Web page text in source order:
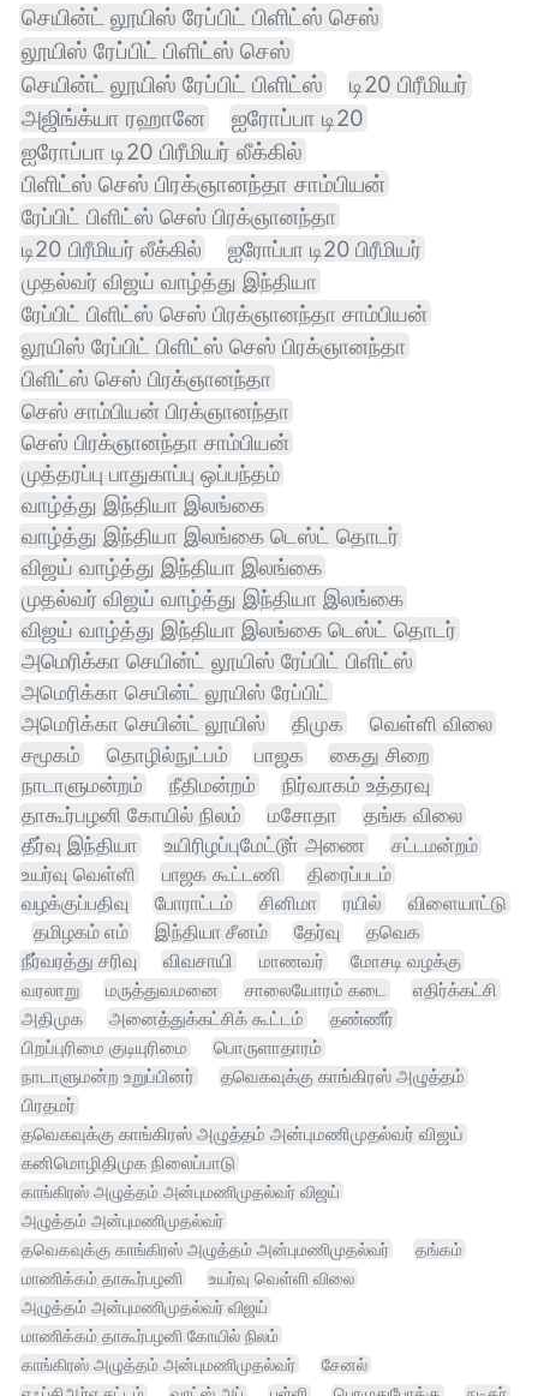
செயின்ட் லூயிஸ் ரேப்பிட் பிளிட்ஸ் செஸ்
லூயிஸ் ரேப்பிட் பிளிட்ஸ் செஸ்
செயின்ட் லூயிஸ் ரேப்பிட் பிளிட்ஸ்
டி20 பிரீமியர்
அஜிங்க்யா ரஹானே
ஐரோப்பா டி20
ஐரோப்பா டி20 பிரீமியர் லீக்கில்
பிளிட்ஸ் செஸ் பிரக்ஞானந்தா சாம்பியன்
ரேப்பிட் பிளிட்ஸ் செஸ் பிரக்ஞானந்தா
டி20 பிரீமியர் லீக்கில்
ஐரோப்பா டி20 பிரீமியர்
முதல்வர் விஜய் வாழ்த்து இந்தியா
ரேப்பிட் பிளிட்ஸ் செஸ் பிரக்ஞானந்தா சாம்பியன்
லூயிஸ் ரேப்பிட் பிளிட்ஸ் செஸ் பிரக்ஞானந்தா
பிளிட்ஸ் செஸ் பிரக்ஞானந்தா
செஸ் சாம்பியன் பிரக்ஞானந்தா
செஸ் பிரக்ஞானந்தா சாம்பியன்
முத்தரப்பு பாதுகாப்பு ஒப்பந்தம்
வாழ்த்து இந்தியா இலங்கை
வாழ்த்து இந்தியா இலங்கை டெஸ்ட் தொடர்
விஜய் வாழ்த்து இந்தியா இலங்கை
முதல்வர் விஜய் வாழ்த்து இந்தியா இலங்கை
விஜய் வாழ்த்து இந்தியா இலங்கை டெஸ்ட் தொடர்
அமெரிக்கா செயின்ட் லூயிஸ் ரேப்பிட் பிளிட்ஸ்
அமெரிக்கா செயின்ட் லூயிஸ் ரேப்பிட்
அமெரிக்கா செயின்ட் லூயிஸ்
திமுக
வெள்ளி விலை
சமூகம்
தொழில்நுட்பம் பாஜக
கைது சிறை
நாடாளுமன்றம்
நீதிமன்றம்
நிர்வாகம் உத்தரவு
தாகூர்பழனி கோயில் நிலம்
மசோதா
தங்க விலை
தீர்வு இந்தியா
உயிரிழப்புமேட்டூா் அணை
சட்டமன்றம்
உயர்வு வெள்ளி
பாஜக கூட்டணி
திரைப்படம்
வழக்குப்பதிவு
போராட்டம் சினிமா ரயில்
விளையாட்டு
தமிழகம் எம்
இந்தியா சீனம் தேர்வு
தவெக
நீர்வரத்து சரிவு
விவசாயி மாணவர்
மோசடி வழக்கு
வரலாறு
மருத்துவமனை சாலையோரம் கடை
எதிர்க்கட்சி
அதிமுக
அனைத்துக்கட்சிக் கூட்டம் தண்ணீர்
பிறப்புரிமை குடியுரிமை
பொருளாதாரம்
நாடாளுமன்ற உறுப்பினர்
தவெகவுக்கு காங்கிரஸ் அழுத்தம்
பிரதமர்
தவெகவுக்கு காங்கிரஸ் அழுத்தம் அன்புமணிமுதல்வர் விஜய்
கனிமொழிதிமுக நிலைப்பாடு
காங்கிரஸ் அழுத்தம் அன்புமணிமுதல்வர் விஜய்
அழுத்தம் அன்புமணிமுதல்வர்
தவெகவுக்கு காங்கிரஸ் அழுத்தம் அன்புமணிமுதல்வர்
தங்கம்
மாணிக்கம் தாகூர்பழனி
உயர்வு வெள்ளி விலை
அழுத்தம் அன்புமணிமுதல்வர் விஜய்
மாணிக்கம் தாகூர்பழனி கோயில் நிலம்
காங்கிரஸ் அழுத்தம் அன்புமணிமுதல்வர்
சேனல்